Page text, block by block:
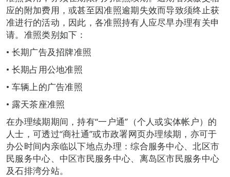
应的附加费用，或甚至因准照逾期失效而导致须终止获
准进行的活动，因此，各准照持有人应尽早办理有关申
请。准照类别如下：
• 长期广告及招牌准照
• 长期占用公地准照
• 车辆上的广告准照
• 露天茶座准照
在办理续期期间，持有“一户通”（个人或实体帐户）的
人士，可透过“商社通”或市政署网页办理续期，亦可于
办公时间内亲临以下地点办理：综合服务中心、北区市
民服务中心、中区市民服务中心、离岛区市民服务中心
及石排湾分站。